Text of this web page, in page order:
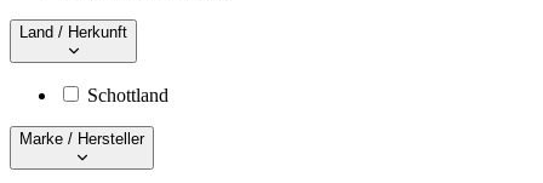
Land / Herkunft
Schottland
Marke / Hersteller